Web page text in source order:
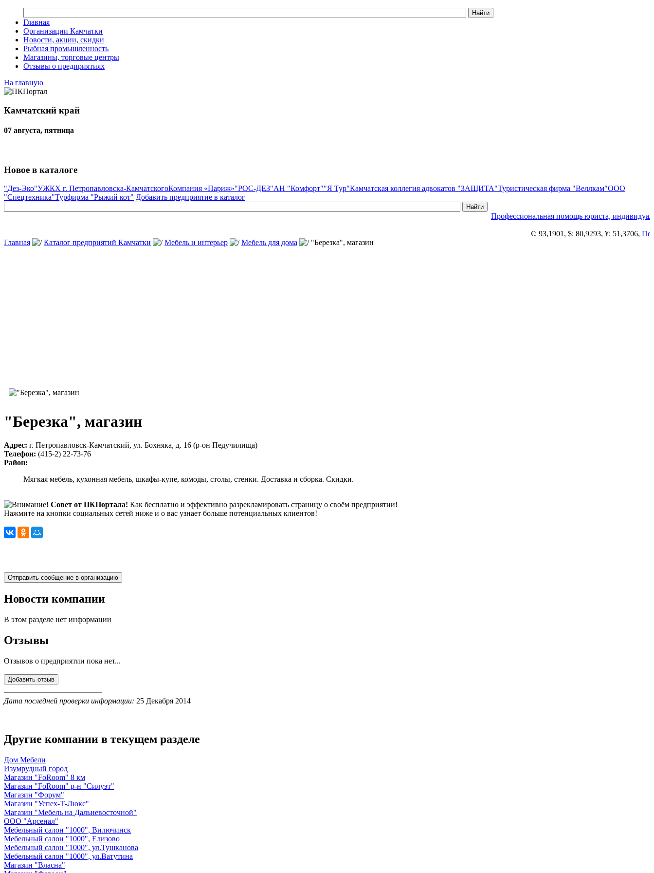
Главная
Организации Камчатки
Новости, акции, скидки
Рыбная промышленность
Магазины, торговые центры
Отзывы о предприятиях
На главную
Камчатский край
07 августа, пятница
Новое в каталоге
"Дез-Эко"УЖКХ г. Петропавловска-КамчатскогоКомпания «Париж»"РОС-ДЕЗ"АН "Комфорт""Я Тур"Камчатская коллегия адвокатов "ЗАЩИТА"Туристическая фирма "Веллкам"ООО
"Спецтехника"Турфирма "Рыжий кот" Добавить предприятие в каталог
Профессиональная помощь юриста,
€: 93,1901, $: 80,9293, ¥: 51,3706,
Главная
Каталог предприятий Камчатки Мебель и интерьер Мебель для дома "Березка", магазин
"Березка", магазин
Адрес: г. Петропавловск-Камчатский, ул. Бохняка, д. 16 (р-он Педучилища)
Телефон: (415-2) 22-73-76
Район:
Мягкая мебель, кухонная мебель, шкафы-купе, комоды, столы, стенки. Доставка и сборка. Скидки.
Совет от ПКПортала! Как бесплатно и эффективно разрекламировать страницу о своём предприятии!
Нажмите на кнопки социальных сетей ниже и о вас узнает больше потенциальных клиентов!
Новости компании
В этом разделе нет информации
Отзывы
Отзывов о предприятии пока нет...
Дата последней проверки информации: 25 Декабря 2014
Другие компании в текущем разделе
Дом Мебели
Изумрудный город
Магазин "FoRoom" 8 км
Магазин "FoRoom" р-н "Силуэт"
Магазин "Форум"
Магазин "Успех-Т-Люкс"
Магазин "Мебель на Дальневосточной"
ООО "Арсенал"
Мебельный салон "1000", Вилючинск
Мебельный салон "1000", Елизово
Мебельный салон "1000", ул.Тушканова
Мебельный салон "1000", ул.Ватутина
Магазин "Власна"